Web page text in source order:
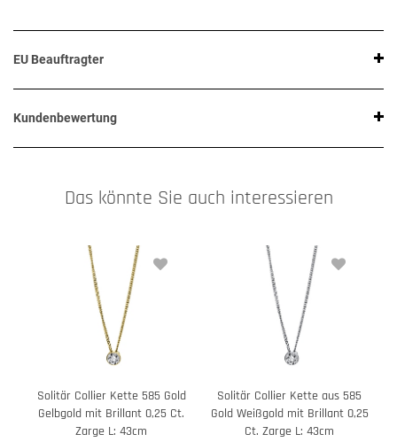
EU Beauftragter
Kundenbewertung
Das könnte Sie auch interessieren
Solitär Collier Kette 585 Gold
Gelbgold mit Brillant 0,25 Ct.
Zarge L: 43cm
Solitär Collier Kette aus 585
Gold Weißgold mit Brillant 0,25
Ct. Zarge L: 43cm